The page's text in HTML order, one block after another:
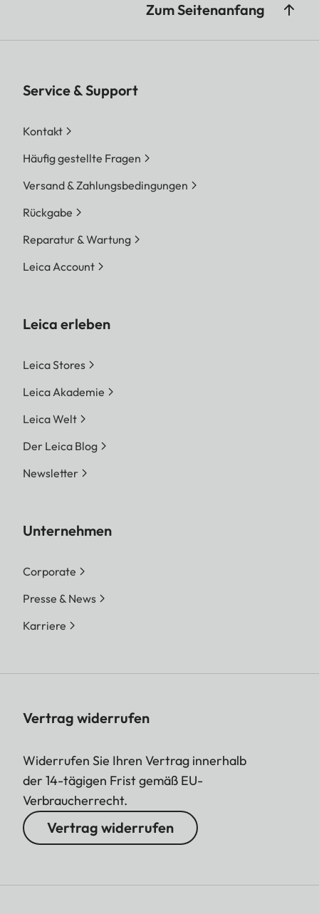
Zum Seitenanfang
Service & Support
Kontakt
Häufig gestellte Fragen
Versand & Zahlungsbedingungen
Rückgabe
Reparatur & Wartung
Leica Account
Leica erleben
Leica Stores
Leica Akademie
Leica Welt
Der Leica Blog
Newsletter
Unternehmen
Corporate
Presse & News
Karriere
Vertrag widerrufen
Widerrufen Sie Ihren Vertrag innerhalb
der 14-tägigen Frist gemäß EU-
Verbraucherrecht.
Vertrag widerrufen